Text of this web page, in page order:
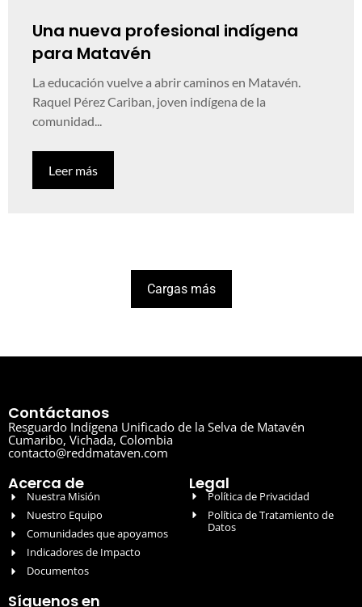
Una nueva profesional indígena
para Matavén
La educación vuelve a abrir caminos en Matavén.
Raquel Pérez Cariban, joven indígena de la
comunidad...
Leer más
Cargas más
Contáctanos
Resguardo Indígena Unificado de la Selva de Matavén
Cumaribo, Vichada, Colombia
contacto@reddmataven.com
Acerca de
Nuestra Misión
Nuestro Equipo
Comunidades que apoyamos
Indicadores de Impacto
Documentos
Legal
Política de Privacidad
Política de Tratamiento de
Datos
Síguenos en